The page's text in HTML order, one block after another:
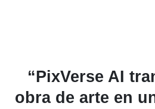
“Me encanta la
imagen a video,